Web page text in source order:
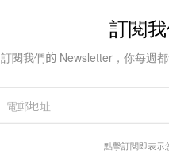
過當你還只是把圍巾
ByCrystal Chan/2017
訂閱
訂閱我們的 Newsletter，你每週
點擊訂閱即表示